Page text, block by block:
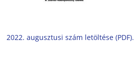
2022. augusztusi szám letöltése (PDF).